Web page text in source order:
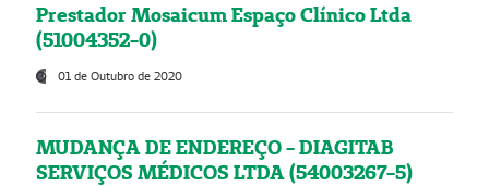
Prestador Mosaicum Espaço Clínico Ltda
(51004352-0)
01 de Outubro de 2020
MUDANÇA DE ENDEREÇO - DIAGITAB
SERVIÇOS MÉDICOS LTDA (54003267-5)